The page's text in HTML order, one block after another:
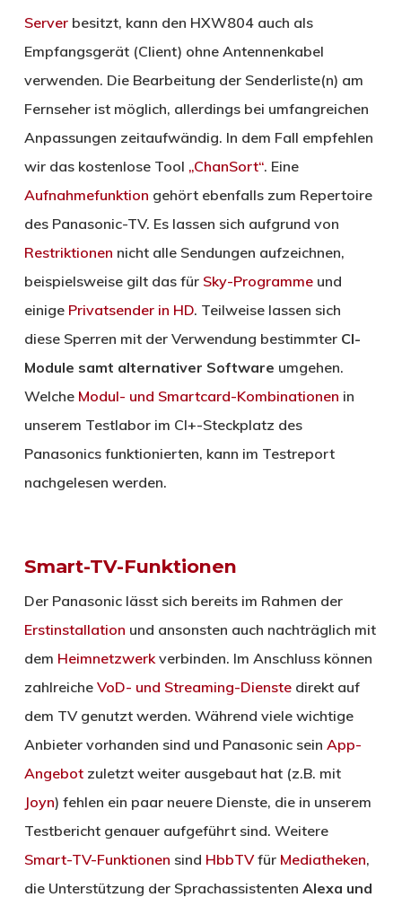
Serverbesitzt, kann den HXW804 auch als
Empfangsgerät (Client) ohne Antennenkabel
verwenden. Die Bearbeitung der Senderliste(n) am
Fernseher ist möglich, allerdings bei umfangreichen
Anpassungen zeitaufwändig. In dem Fall empfehlen
wir das kostenlose Tool „ChanSort“. Eine
Aufnahmefunktion gehört ebenfalls zum Repertoire
des Panasonic-TV. Es lassen sich aufgrund von
Restriktionen nicht alle Sendungen aufzeichnen,
beispielsweise gilt das für Sky-Programmeund
einige Privatsender in HD. Teilweise lassen sich
diese Sperren mit der Verwendung bestimmterCI-
Module samt alternativer Software umgehen.
Welche Modul- und Smartcard-Kombinationen in
unserem Testlabor im CI+-Steckplatz des
Panasonics funktionierten, kann im Testreport
nachgelesen werden.
Smart-TV-Funktionen
Der Panasonic lässt sich bereits im Rahmen der
Erstinstallation und ansonsten auch nachträglich mit
dem Heimnetzwerkverbinden. Im Anschluss können
zahlreiche VoD- und Streaming-Dienstedirekt auf
dem TV genutzt werden. Während viele wichtige
Anbieter vorhanden sind und Panasonic sein App-
Angebotzuletzt weiter ausgebaut hat (z.B. mit
Joyn) fehlen ein paar neuere Dienste, die in unserem
Testbericht genauer aufgeführt sind. Weitere
Smart-TV-Funktionen sind HbbTVfür Mediatheken,
die Unterstützung der Sprachassistenten Alexa und